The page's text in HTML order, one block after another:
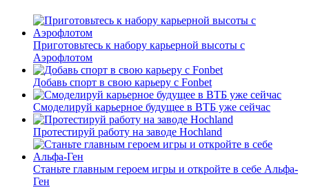
Приготовьтесь к набору карьерной высоты с
Аэрофлотом
Добавь спорт в свою карьеру с Fonbet
Смоделируй карьерное будущее в ВТБ уже сейчас
Протестируй работу на заводе Hochland
Станьте главным героем игры и откройте в себе Альфа-
Ген